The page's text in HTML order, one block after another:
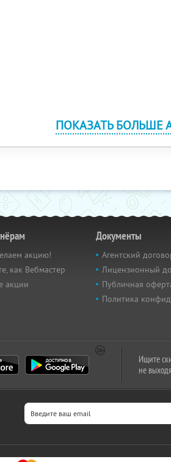
ПОКАЗАТЬ БОЛЬШЕ
акцию!
как Вебмастер
акции
Документы
Агентский
Лицензионный
Публичная
Политика
Ищите
не